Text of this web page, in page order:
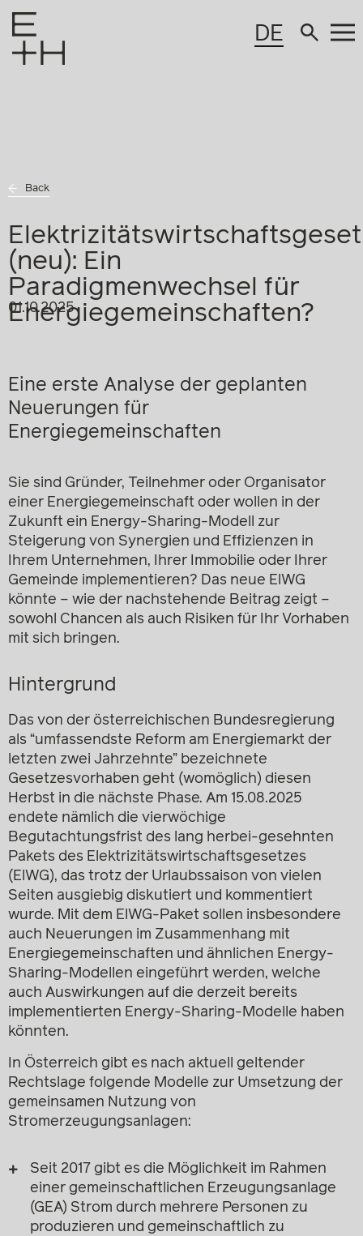
DE
Back
(neu): Ein
Paradigmenwechsel für
Energiegemeinschaften?
01.10.2025
Eine erste Analyse der geplanten
Neuerungen für
Energiegemeinschaften
Sie sind Gründer, Teilnehmer oder Organisator
einer Energiegemeinschaft oder wollen in der
Zukunft ein Energy-Sharing-Modell zur
Steigerung von Synergien und Effizienzen in
Ihrem Unternehmen, Ihrer Immobilie oder Ihrer
Gemeinde implementieren? Das neue ElWG
könnte – wie der nachstehende Beitrag zeigt –
sowohl Chancen als auch Risiken für Ihr Vorhaben
mit sich bringen.
Hintergrund
Das von der österreichischen Bundesregierung
als “umfassendste Reform am Energiemarkt der
letzten zwei Jahrzehnte” bezeichnete
Gesetzesvorhaben geht (womöglich) diesen
Herbst in die nächste Phase. Am 15.08.2025
endete nämlich die vierwöchige
Begutachtungsfrist des lang herbei-gesehnten
Pakets des Elektrizitätswirtschaftsgesetzes
(ElWG), das trotz der Urlaubssaison von vielen
Seiten ausgiebig diskutiert und kommentiert
wurde. Mit dem ElWG-Paket sollen insbesondere
auch Neuerungen im Zusammenhang mit
Energiegemeinschaften und ähnlichen Energy-
Sharing-Modellen eingeführt werden, welche
auch Auswirkungen auf die derzeit bereits
implementierten Energy-Sharing-Modelle haben
könnten.
In Österreich gibt es nach aktuell geltender
Rechtslage folgende Modelle zur Umsetzung der
gemeinsamen Nutzung von
Stromerzeugungsanlagen:
Seit 2017 gibt es die Möglichkeit im Rahmen
einer gemeinschaftlichen Erzeugungsanlage
(GEA) Strom durch mehrere Personen zu
produzieren und gemeinschaftlich zu